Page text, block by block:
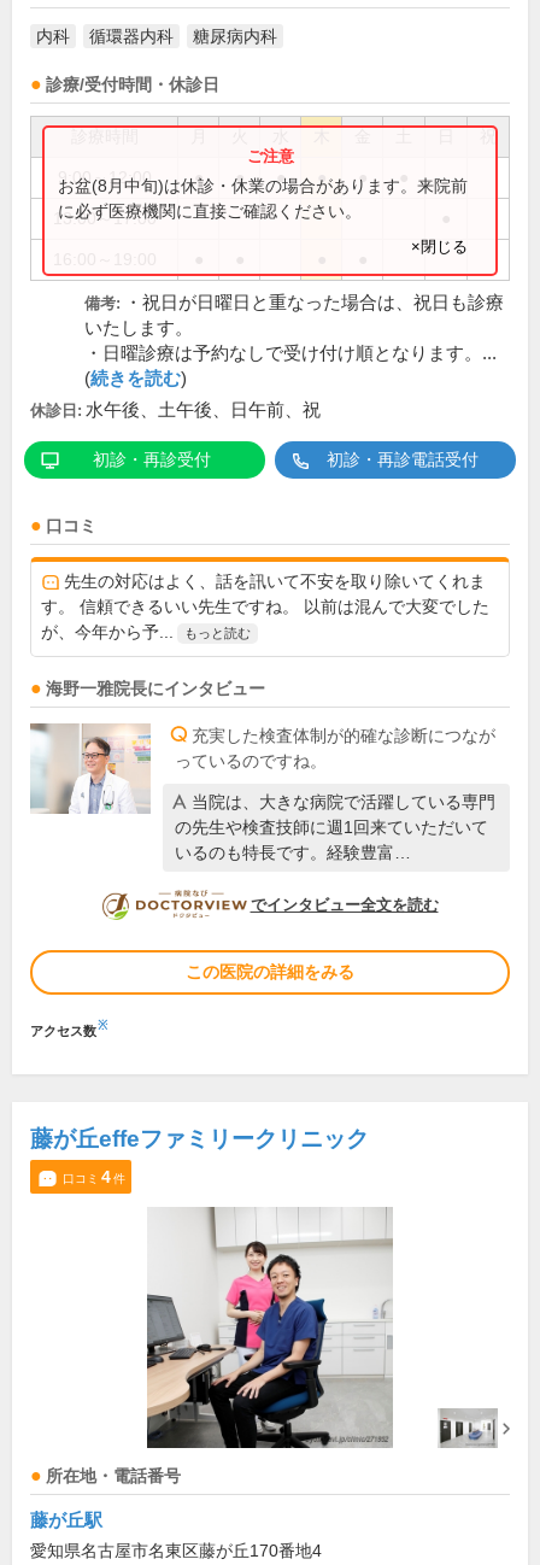
内科 循環器内科 糖尿病内科
診療/受付時間・休診日
祝
9:00～12:00 ● ● ● ● ●
13:00～17:00
お盆(8月中旬)は休診・休業の場合があります。来院前
に必ず医療機関に直接ご確認ください。
×閉じる
備考:
・祝日が日曜日と重なった場合は、祝日も診療
いたします。
・日曜診療は予約なしで受け付け順となります。...
(続きを読む)
休診日: 水午後、土午後、日午前、祝
初診・再診受付 初診・再診電話受付
口コミ
先生の対応はよく、話を訊いて不安を取り除いてくれま
す。 信頼できるいい先生ですね。 以前は混んで大変でした
が、今年から予...
もっと読む
海野一雅院長にインタビュー
充実した検査体制が的確な診断につなが
っているのですね。
当院は、大きな病院で活躍している専門
の先生や検査技師に週1回来ていただいて
いるのも特長です。経験豊富…
DOCTORVIEW
でインタビュー全文を読む
この医院の詳細をみる
アクセス数※
藤が丘effeファミリークリニック
口コミ 4件
所在地・電話番号
藤が丘駅
愛知県名古屋市名東区藤が丘170番地4